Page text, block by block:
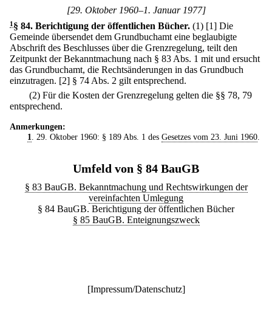
[29. Oktober 1960–1. Januar 1977]
1§ 84. Berichtigung der öffentlichen Bücher. (1) [1] Die
Gemeinde übersendet dem Grundbuchamt eine beglaubigte
Abschrift des Beschlusses über die Grenzregelung, teilt den
Zeitpunkt der Bekanntmachung nach § 83 Abs. 1 mit und ersucht
das Grundbuchamt, die Rechtsänderungen in das Grundbuch
einzutragen. [2] § 74 Abs. 2 gilt entsprechend.
(2) Für die Kosten der Grenzregelung gelten die §§ 78, 79
entsprechend.
Anmerkungen:
1
. 29. Oktober 1960: § 189 Abs. 1 des Gesetzes vom 23. Juni 1960.
Umfeld von § 84 BauGB
§ 83 BauGB. Bekanntmachung und Rechtswirkungen der
vereinfachten Umlegung
§ 84 BauGB. Berichtigung der öffentlichen Bücher
§ 85 BauGB. Enteignungszweck
[Impressum/Datenschutz]